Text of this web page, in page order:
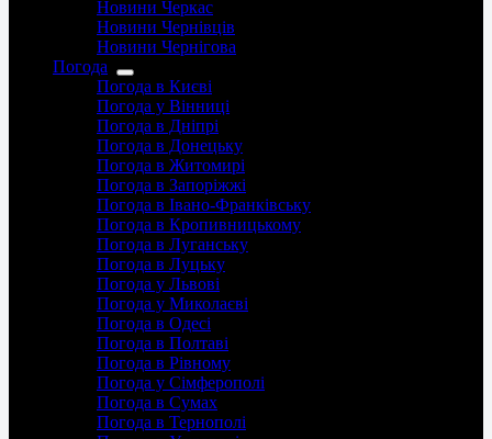
Новини Черкас
Новини Чернівців
Новини Чернігова
Погода
Погода в Києві
Погода у Вінниці
Погода в Дніпрі
Погода в Донецьку
Погода в Житомирі
Погода в Запоріжжі
Погода в Івано-Франківську
Погода в Кропивницькому
Погода в Луганську
Погода в Луцьку
Погода у Львові
Погода у Миколаєві
Погода в Одесі
Погода в Полтаві
Погода в Рівному
Погода у Сімферополі
Погода в Сумах
Погода в Тернополі